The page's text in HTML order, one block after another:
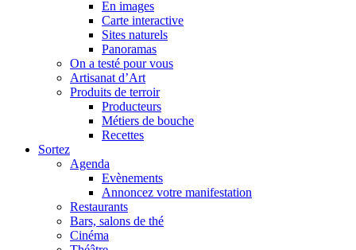
En images
Carte interactive
Sites naturels
Panoramas
On a testé pour vous
Artisanat d’Art
Produits de terroir
Producteurs
Métiers de bouche
Recettes
Sortez
Agenda
Evènements
Annoncez votre manifestation
Restaurants
Bars, salons de thé
Cinéma